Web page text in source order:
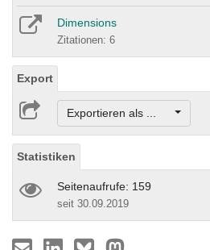
Dimensions
Zitationen: 6
Export
Exportieren als ...
Statistiken
Seitenaufrufe: 159
seit 30.09.2019